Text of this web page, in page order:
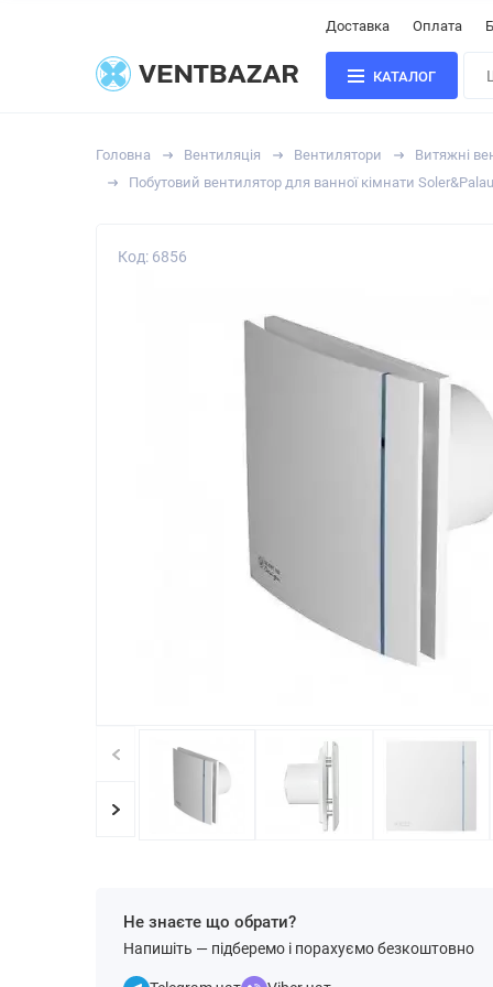
Доставка Оплата
КАТАЛОГ
Головна Вентиляція Вентилятори Витяжні
Побутовий вентилятор для ванної кімнати
Код: 6856
Не знаєте що обрати?
Напишіть — підберемо і порахуємо безкоштовно